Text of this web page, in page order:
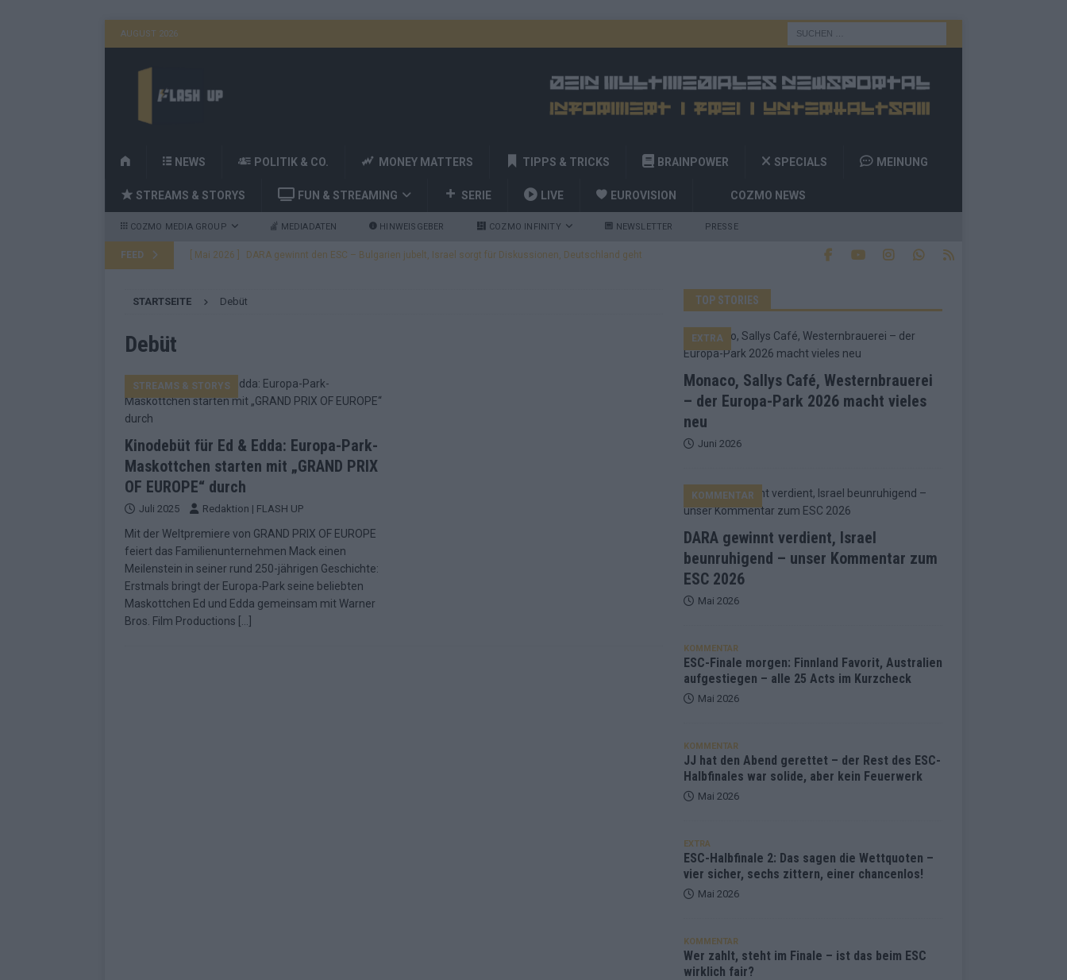
AUGUST 2026
H
M
E
NEWS POLITIK & CO. MONEY MATTERS TIPPS & TRICKS BRAINPOWER SPECIALS MEINUNG
STREAMS & STORYS FUN & STREAMING SERIE LIVE EUROVISION COZMO NEWS
COZMO MEDIA GROUP MEDIADATEN HINWEISGEBER COZMO INFINITY NEWSLETTER PRESSE
FEED [ Mai 2026 ] DARA gewinnt den ESC – Bulgarien jubelt, Israel sorgt für Diskussionen, Deutschland geht
[ Mai 2026 ] JJ, Lordi, Verka Serduchka und Billy Joel – das ESC-Finale wird eine Party
[ Mai 2026 ] ESC-Finale morgen: Finnland Favorit, Australien aufgestiegen – alle 25 Acts im Kurzcheck
[ Mai 2026 ] „Douze Points“ – wie eine Zahl zur Ikone wurde: 70 Jahre ESC-Wertungsgeschichte!
EUROVISION
KOMMENTAR
[ Mai 2026 ] ESC-Halbfinale 2: Das sagen die Wettquoten – vier sicher, sechs zittern, einer chancenlos!
EXTRA
STARTSEITE Debüt
Debüt
STREAMS & STORYS
Kinodebüt für Ed & Edda: Europa-Park-
Maskottchen starten mit „GRAND PRIX
OF EUROPE“ durch
Juli 2025 Redaktion | FLASH UP
Mit der Weltpremiere von GRAND PRIX OF EUROPE
feiert das Familienunternehmen Mack einen
Meilenstein in seiner rund 250-jährigen Geschichte:
Erstmals bringt der Europa-Park seine beliebten
Maskottchen Ed und Edda gemeinsam mit Warner
Bros. Film Productions
TOP STORIES
Monaco, Sallys Café, Westernbrauerei
– der Europa-Park 2026 macht vieles
neu
EXTRA
Juni 2026
DARA gewinnt verdient, Israel
beunruhigend – unser Kommentar zum
ESC 2026
KOMMENTAR
Mai 2026
KOMMENTAR
ESC-Finale morgen: Finnland Favorit, Australien
aufgestiegen – alle 25 Acts im Kurzcheck
Mai 2026
KOMMENTAR
JJ hat den Abend gerettet – der Rest des ESC-
Halbfinales war solide, aber kein Feuerwerk
Mai 2026
EXTRA
ESC-Halbfinale 2: Das sagen die Wettquoten –
vier sicher, sechs zittern, einer chancenlos!
Mai 2026
KOMMENTAR
Wer zahlt, steht im Finale – ist das beim ESC
wirklich fair?